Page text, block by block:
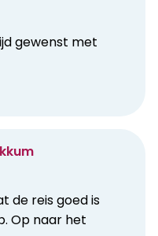
gewenst met
de reis goed is
Op naar het